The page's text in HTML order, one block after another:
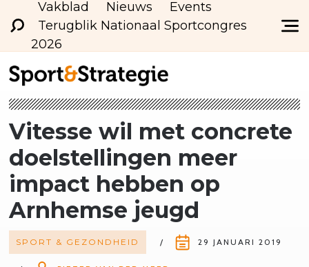
Vakblad Nieuws
Events
Terugblik Nationaal Sportcongres
2026
Vitesse wil met concrete
doelstellingen meer
impact hebben op
Arnhemse jeugd
SPORT & GEZONDHEID 29 JANUARI 2019